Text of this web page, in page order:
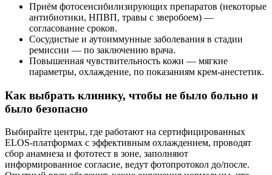
Приём фотосенсибилизирующих препаратов (некоторые
антибиотики, НПВП, травы с зверобоем) —
согласование сроков.
Сосудистые и аутоиммунные заболевания в стадии
ремиссии — по заключению врача.
Повышенная чувствительность кожи — мягкие
параметры, охлаждение, по показаниям крем-анестетик.
Как выбрать клинику, чтобы не было больно и
было безопасно
Выбирайте центры, где работают на сертифицированных
ELOS-платформах с эффективным охлаждением, проводят
сбор анамнеза и фототест в зоне, заполняют
информированное согласие, ведут фотопротокол до/после.